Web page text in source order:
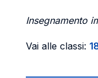
Insegnamento
Vai alle classi: